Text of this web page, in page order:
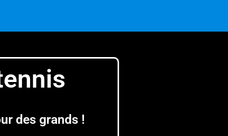
des grands !